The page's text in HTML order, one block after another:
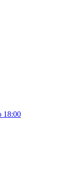
18:00